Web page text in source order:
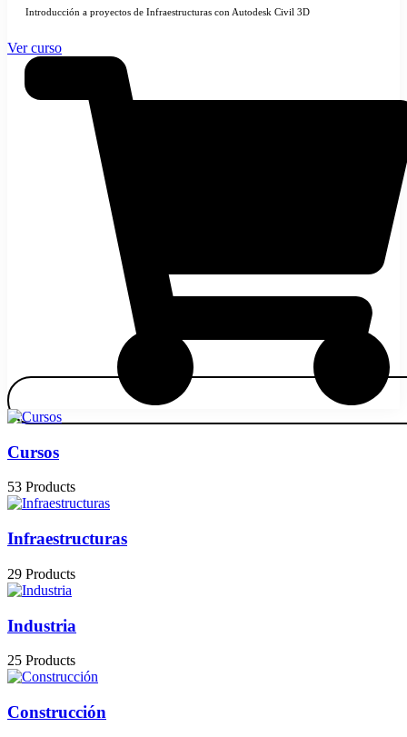
Introducción a proyectos de Infraestructuras con Autodesk Civil 3D
Ver curso
Cursos
53 Products
Infraestructuras
29 Products
Industria
25 Products
Construcción